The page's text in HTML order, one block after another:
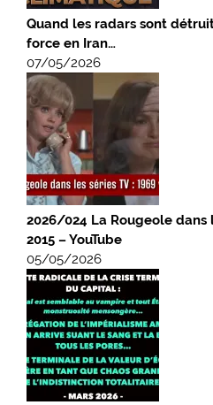
Quand les radars sont
force en Iran…
07/05/2026
2026/024 La Rougeole dans
2015 – YouTube
05/05/2026